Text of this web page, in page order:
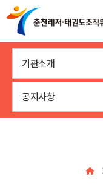
기관소개
공지사항